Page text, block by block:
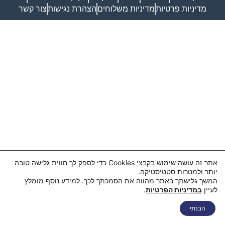
מדיניות פרטיותמדיניות משלוחים הצהרת נגישותצור קשר
אתר זה עושה שימוש בקבצי Cookies כדי לספק לך חווית גלישה טובה
יותר ולמטרות סטטיסטיקה.
המשך גלישתך באתר מהווה את הסמכתך לכך. למידע נוסף מומלץ
לעיין במדיניות הפרטיות.
הבנתי